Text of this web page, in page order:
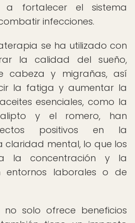
a fortalecer el sistema
infecciones.
se ha utilizado con
la calidad del sueño,
cabeza y migrañas, así
la fatiga y aumentar la
esenciales, como la
y el romero, han
positivos en la
claridad mental, lo que los
la concentración y la
entornos laborales o de
solo ofrece beneficios